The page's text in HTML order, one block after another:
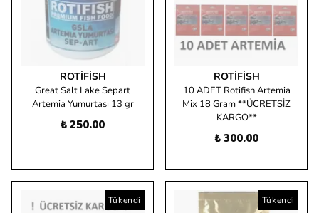
ROTIFISH
Great Salt Lake Separt
Artemia Yumurtası 13 gr
₺ 250.00
ROTIFISH
10 ADET Rotifish Artemia
Mix 18 Gram **ÜCRETSİZ
KARGO**
₺ 300.00
Tükendi Tükendi